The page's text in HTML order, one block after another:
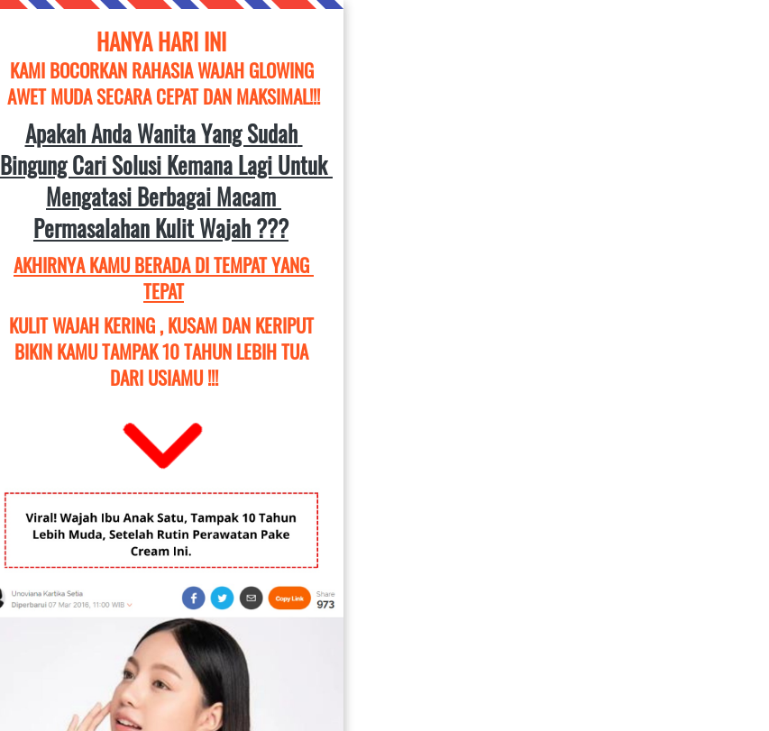
HANYA HARI INI
KAMI BOCORKAN RAHASIA WAJAH GLOWING
AWET MUDA SECARA CEPAT DAN MAKSIMAL!!!
Apakah Anda Wanita Yang Sudah
Bingung Cari Solusi Kemana Lagi Untuk
Mengatasi Berbagai Macam
Permasalahan Kulit Wajah ???
AKHIRNYA KAMU BERADA DI TEMPAT YANG
TEPAT
KULIT WAJAH KERING , KUSAM DAN KERIPUT
BIKIN KAMU TAMPAK 10 TAHUN LEBIH TUA
DARI USIAMU !!!